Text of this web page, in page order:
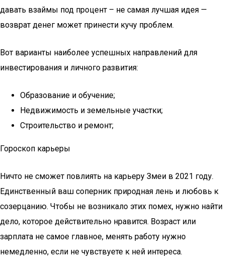
давать взаймы под процент – не самая лучшая идея —
возврат денег может принести кучу проблем.
Вот варианты наиболее успешных направлений для
инвестирования и личного развития:
Образование и обучение;
Недвижимость и земельные участки;
Строительство и ремонт;
Гороскоп карьеры
Ничто не сможет повлиять на карьеру Змеи в 2021 году.
Единственный ваш соперник природная лень и любовь к
созерцанию. Чтобы не возникало этих помех, нужно найти
дело, которое действительно нравится. Возраст или
зарплата не самое главное, менять работу нужно
немедленно, если не чувствуете к ней интереса.